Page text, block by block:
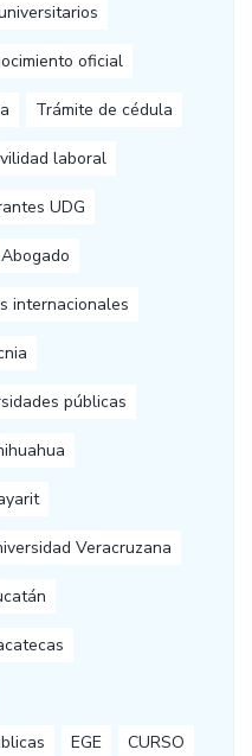
oficial
Trámite de cédula
laboral
UDG
Abogado
internacionales
públicas
Veracruzana
EGE CURSO